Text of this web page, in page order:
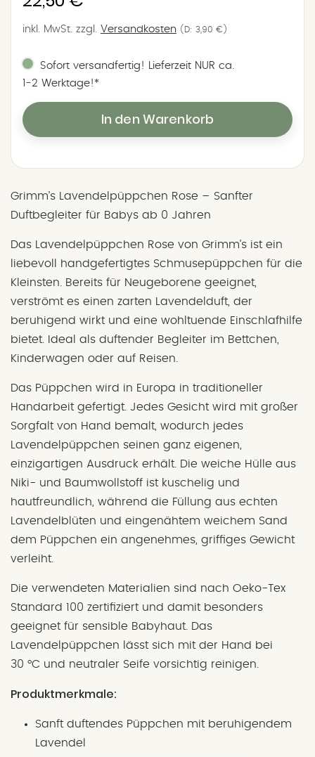
inkl. MwSt. zzgl. Versandkosten (D: 3,90 €)
Sofort versandfertig! Lieferzeit NUR ca.
1‑2 Werktage!*
In den Warenkorb
Grimm’s Lavendelpüppchen Rose – Sanfter
Duftbegleiter für Babys ab 0 Jahren
Das Lavendelpüppchen Rose von Grimm’s ist ein
liebevoll handgefertigtes Schmusepüppchen für die
Kleinsten. Bereits für Neugeborene geeignet,
verströmt es einen zarten Lavendelduft, der
beruhigend wirkt und eine wohltuende Einschlafhilfe
bietet. Ideal als duftender Begleiter im Bettchen,
Kinderwagen oder auf Reisen.
Das Püppchen wird in Europa in traditioneller
Handarbeit gefertigt. Jedes Gesicht wird mit großer
Sorgfalt von Hand bemalt, wodurch jedes
Lavendelpüppchen seinen ganz eigenen,
einzigartigen Ausdruck erhält. Die weiche Hülle aus
Niki- und Baumwollstoff ist kuschelig und
hautfreundlich, während die Füllung aus echten
Lavendelblüten und eingenähtem weichem Sand
dem Püppchen ein angenehmes, griffiges Gewicht
verleiht.
Die verwendeten Materialien sind nach Oeko-Tex
Standard 100 zertifiziert und damit besonders
geeignet für sensible Babyhaut. Das
Lavendelpüppchen lässt sich mit der Hand bei
30 °C und neutraler Seife vorsichtig reinigen.
Produktmerkmale:
Sanft duftendes Püppchen mit beruhigendem
Lavendel